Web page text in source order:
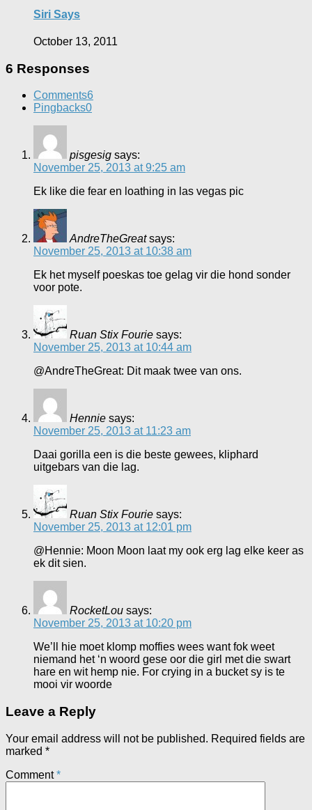
Siri Says
October 13, 2011
6 Responses
Comments6
Pingbacks0
pisgesig says:
November 25, 2013 at 9:25 am
Ek like die fear en loathing in las vegas pic
AndreTheGreat says:
November 25, 2013 at 10:38 am
Ek het myself poeskas toe gelag vir die hond sonder
voor pote.
Ruan Stix Fourie says:
November 25, 2013 at 10:44 am
@AndreTheGreat: Dit maak twee van ons.
Hennie says:
November 25, 2013 at 11:23 am
Daai gorilla een is die beste gewees, kliphard
uitgebars van die lag.
Ruan Stix Fourie says:
November 25, 2013 at 12:01 pm
@Hennie: Moon Moon laat my ook erg lag elke keer as
ek dit sien.
RocketLou says:
November 25, 2013 at 10:20 pm
We’ll hie moet klomp moffies wees want fok weet
niemand het ‘n woord gese oor die girl met die swart
hare en wit hemp nie. For crying in a bucket sy is te
mooi vir woorde
Leave a Reply
Your email address will not be published. Required fields are
marked *
Comment*